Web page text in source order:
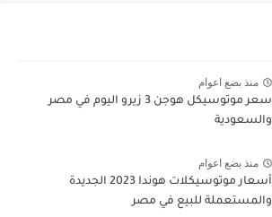
منذ بضع اعوام
سعر موتوسيكل هوجن 3 زيرو اليوم في مصر
والسعودية
منذ بضع اعوام
أسعار موتوسيكلات هوندا 2023 الجديدة
والمستعملة للبيع في مصر